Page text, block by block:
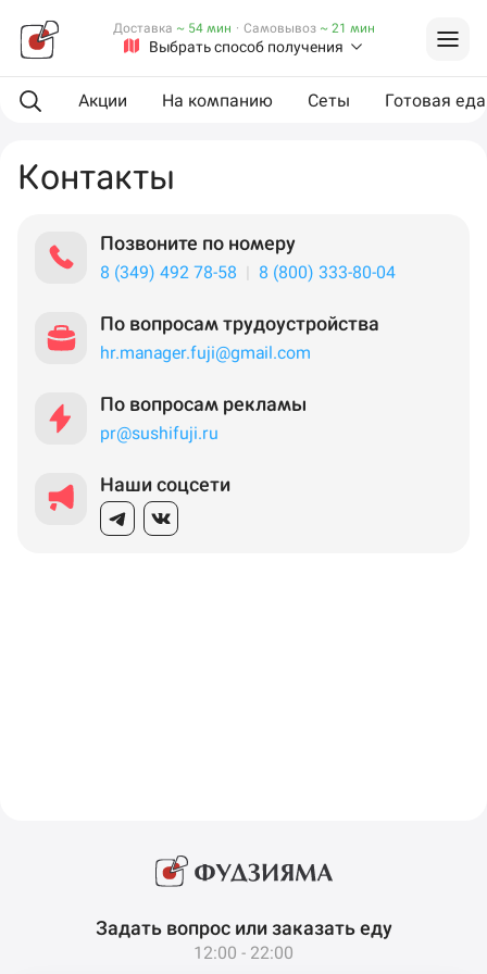
Выбрать способ получения
Доставка ~ 54 мин · Самовывоз ~ 21 мин
Акции На компанию Сеты Готовая еда
Контакты
Позвоните по номеру
8 (349) 492 78-58 8 (800) 333-80-04
По вопросам трудоустройства
hr.manager.fuji@gmail.com
По вопросам рекламы
pr@sushifuji.ru
Наши соцсети
Задать вопрос или заказать еду
12:00 - 22:00